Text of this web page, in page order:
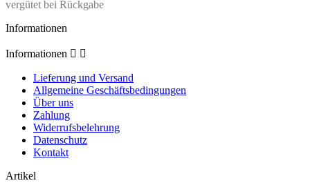
vergütet bei Rückgabe
Informationen
Informationen  
Lieferung und Versand
Allgemeine Geschäftsbedingungen
Über uns
Zahlung
Widerrufsbelehrung
Datenschutz
Kontakt
Artikel